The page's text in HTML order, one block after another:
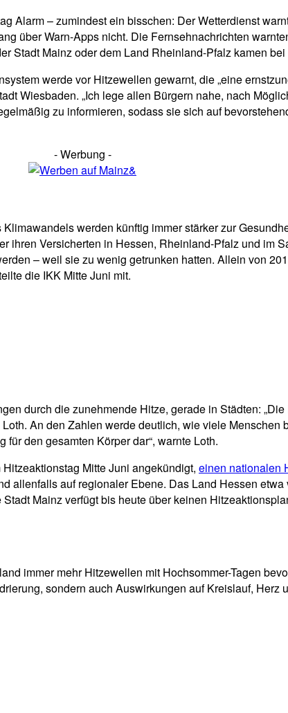
Alarm – zumindest ein bisschen: Der Wetterdienst
über Warn-Apps nicht. Die Fernsehnachrichten
Stadt Mainz oder dem Land Rheinland-Pfalz kamen
werde vor Hitzewellen gewarnt, die „eine
Wiesbaden. „Ich lege allen Bürgern nahe, nach
zu informieren, sodass sie sich auf
- Werbung -
werden künftig immer stärker zur
Versicherten in Hessen, Rheinland-Pfalz und im
– weil sie zu wenig getrunken hatten. Allein von
die IKK Mitte Juni mit.
durch die zunehmende Hitze, gerade in Städten:
An den Zahlen werde deutlich, wie viele
den gesamten Körper dar“, warnte Loth.
Mitte Juni angekündigt, einen nationalen
allenfalls auf regionaler Ebene. Das Land Hessen
Mainz verfügt bis heute über keinen
immer mehr Hitzewellen mit Hochsommer-Tagen
sondern auch Auswirkungen auf Kreislauf, Herz